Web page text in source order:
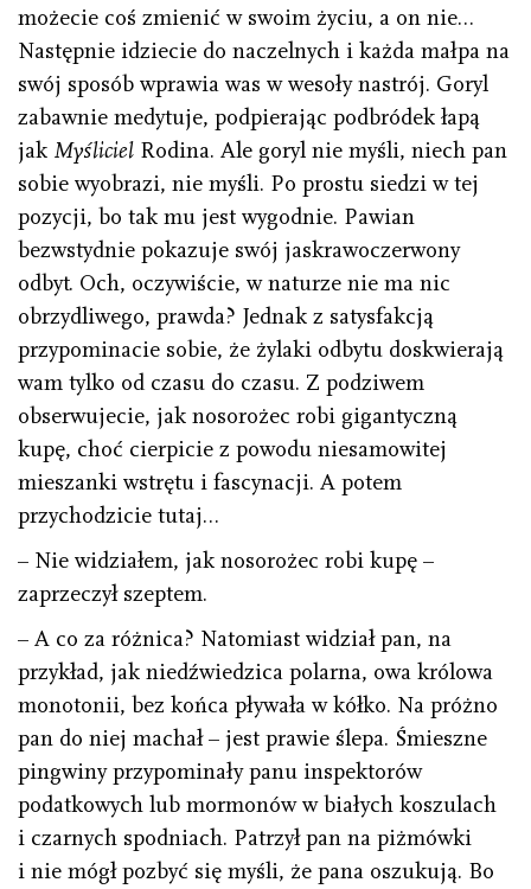
możecie coś zmienić w swoim życiu, a on nie…
Następnie idziecie do naczelnych i każda małpa na
swój sposób wprawia was w wesoły nastrój. Goryl
zabawnie medytuje, podpierając podbródek łapą
jak Myśliciel Rodina. Ale goryl nie myśli, niech pan
sobie wyobrazi, nie myśli. Po prostu siedzi w tej
pozycji, bo tak mu jest wygodnie. Pawian
bezwstydnie pokazuje swój jaskrawoczerwony
odbyt. Och, oczywiście, w naturze nie ma nic
obrzydliwego, prawda? Jednak z satysfakcją
przypominacie sobie, że żylaki odbytu doskwierają
wam tylko od czasu do czasu. Z podziwem
obserwujecie, jak nosorożec robi gigantyczną
kupę, choć cierpicie z powodu niesamowitej
mieszanki wstrętu i fascynacji. A potem
przychodzicie tutaj…
– Nie widziałem, jak nosorożec robi kupę –
zaprzeczył szeptem.
– A co za różnica? Natomiast widział pan, na
przykład, jak niedźwiedzica polarna, owa królowa
monotonii, bez końca pływała w kółko. Na próżno
pan do niej machał – jest prawie ślepa. Śmieszne
pingwiny przypominały panu inspektorów
podatkowych lub mormonów w białych koszulach
i czarnych spodniach. Patrzył pan na piżmówki
i nie mógł pozbyć się myśli, że pana oszukują. Bo